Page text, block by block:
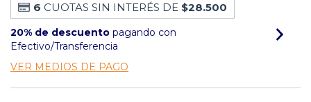
6 CUOTAS SIN INTERÉS DE $28.500
20% de descuento pagando con
Efectivo/Transferencia
VER MEDIOS DE PAGO